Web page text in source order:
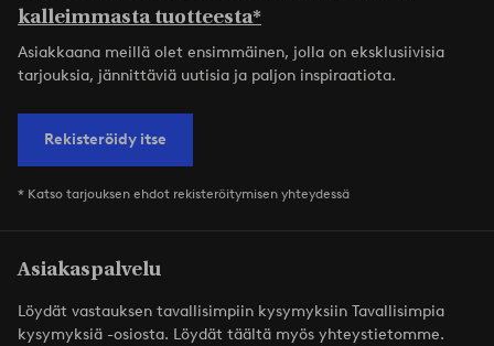
kalleimmasta tuotteesta*
Asiakkaana meillä olet ensimmäinen, jolla on eksklusiivisia
tarjouksia, jännittäviä uutisia ja paljon inspiraatiota.
Rekisteröidy itse
* Katso tarjouksen ehdot rekisteröitymisen yhteydessä
Asiakaspalvelu
Löydät vastauksen tavallisimpiin kysymyksiin Tavallisimpia
kysymyksiä -osiosta. Löydät täältä myös yhteystietomme.